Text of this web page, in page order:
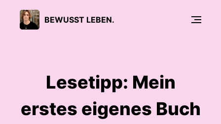
BEWUSST LEBEN.
Lesetipp: Mein
erstes eigenes Buch